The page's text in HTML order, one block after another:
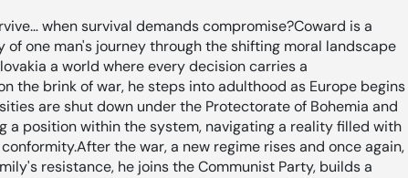
when survival demands compromise?Coward is a
of one man's journey through the shifting moral landscape
a world where every decision carries a
the brink of war, he steps into adulthood as Europe begins
are shut down under the Protectorate of Bohemia and
a position within the system, navigating a reality filled with
the war, a new regime rises and once again,
resistance, he joins the Communist Party, builds a